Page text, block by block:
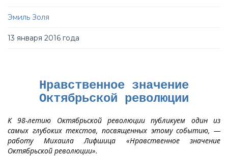
Эмиль Золя
13 января 2016 года
Нравственное значение
Октябрьской революции
К 98-летию Октябрьской революции публикуем один из
самых глубоких текстов, посвященных этому событию, —
работу Михаила Лифшица «Нравственное значение
Октябрьской революции».